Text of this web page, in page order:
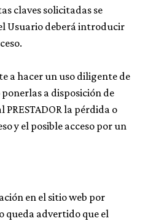
claves solicitadas se
Usuario deberá introducir
a hacer un uso diligente de
ponerlas a disposición de
la pérdida o
y el posible acceso por un
en el sitio web por
queda advertido que el